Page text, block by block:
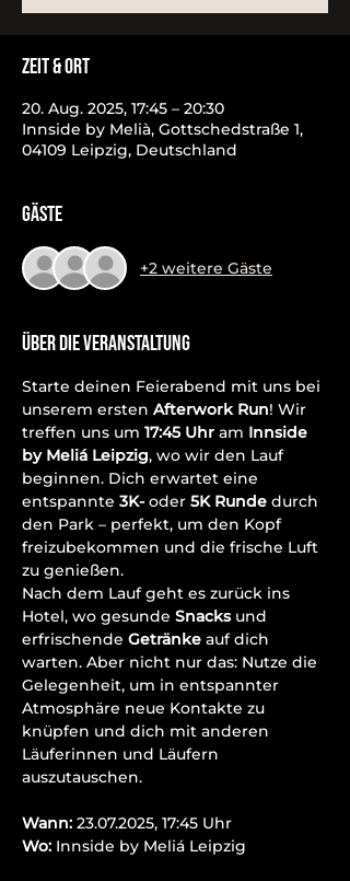
Zeit & Ort
20. Aug. 2025, 17:45 – 20:30
Innside by Melià, Gottschedstraße 1,
04109 Leipzig, Deutschland
Gäste
+2 weitere Gäste
Über die Veranstaltung
Starte deinen Feierabend mit uns bei
unserem ersten Afterwork Run! Wir
treffen uns um 17:45 Uhr am Innside
by Meliá Leipzig, wo wir den Lauf
beginnen. Dich erwartet eine
entspannte 3K- oder 5K Runde durch
den Park – perfekt, um den Kopf
freizubekommen und die frische Luft
zu genießen.
Nach dem Lauf geht es zurück ins
Hotel, wo gesunde Snacks und
erfrischende Getränke auf dich
warten. Aber nicht nur das: Nutze die
Gelegenheit, um in entspannter
Atmosphäre neue Kontakte zu
knüpfen und dich mit anderen
Läuferinnen und Läufern
auszutauschen.
Wann: 23.07.2025, 17:45 Uhr
Wo: Innside by Meliá Leipzig